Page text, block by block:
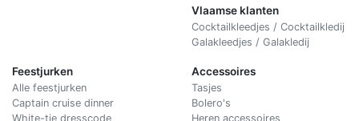
Vlaamse klanten
Cocktailkleedjes / Cocktailkledij
Galakleedjes / Galakledij
Feestjurken
Alle feestjurken
Captain cruise dinner
White-tie dresscode
Accessoires
Tasjes
Bolero's
Heren accessoires